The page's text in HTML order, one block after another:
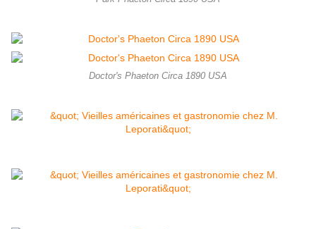
Doctor's Phaeton Circa 1890 USA